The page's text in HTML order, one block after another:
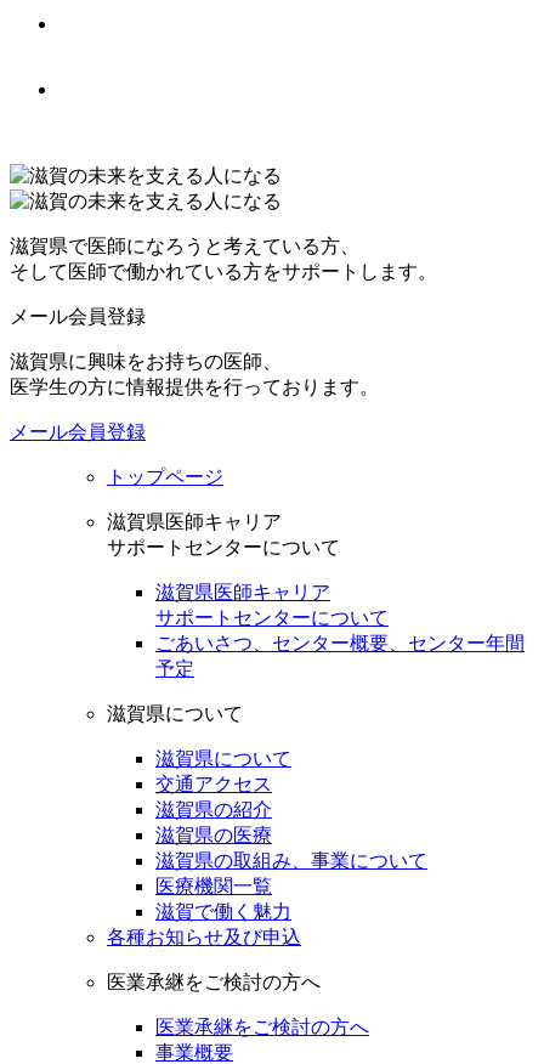
滋賀県で医師になろうと考えている方、
そして医師で働かれている方をサポートします。
メール会員登録
滋賀県に興味をお持ちの医師、
医学生の方に情報提供を行っております。
メール会員登録
トップページ
滋賀県医師キャリア
サポートセンターについて
滋賀県医師キャリア
サポートセンターについて
ごあいさつ、センター概要、センター年間
予定
滋賀県について
滋賀県について
交通アクセス
滋賀県の紹介
滋賀県の医療
滋賀県の取組み、事業について
医療機関一覧
滋賀で働く魅力
各種お知らせ及び申込
医業承継をご検討の方へ
医業承継をご検討の方へ
事業概要